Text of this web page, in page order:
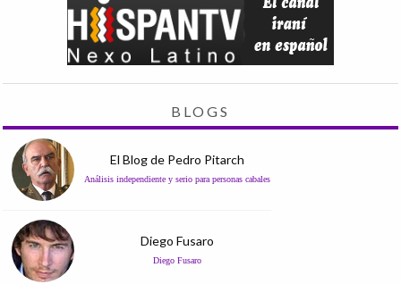
BLOGS
El Blog de Pedro Pitarch
Análisis independiente y serio para personas cabales
Diego Fusaro
Diego Fusaro